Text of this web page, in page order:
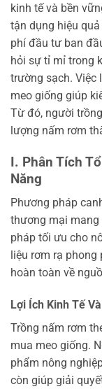
kinh tế và bền
tận dụng hiệu
phí đầu tư ban
hỏi sự tỉ mỉ trong
trường sạch. Việc
meo giống giúp
Từ đó, người
lượng nấm rơm
I. Phân Tích
Năng
Phương pháp
thương mại
pháp tối ưu cho
liệu rơm rạ
hoàn toàn về
Lợi Ích Kinh Tế
Trồng nấm rơm
mua meo giống.
phẩm nông
còn giúp giải